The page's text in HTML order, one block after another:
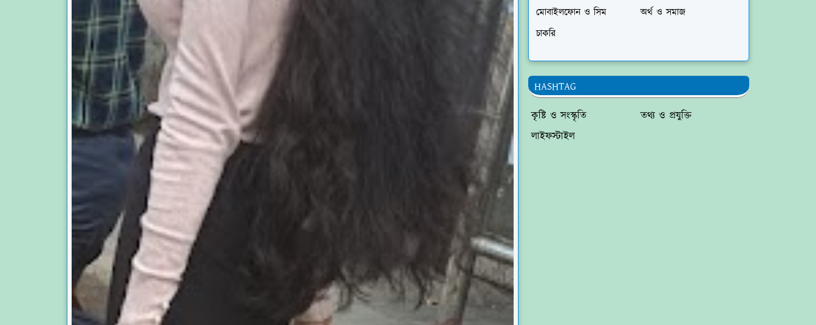
মোবাইলফোন ও সিম
অর্থ ও সমাজ
চাকরি
HASHTAG
কৃষ্টি ও সংস্কৃতি
তথ্য ও প্রযুক্তি
লাইফস্টাইল